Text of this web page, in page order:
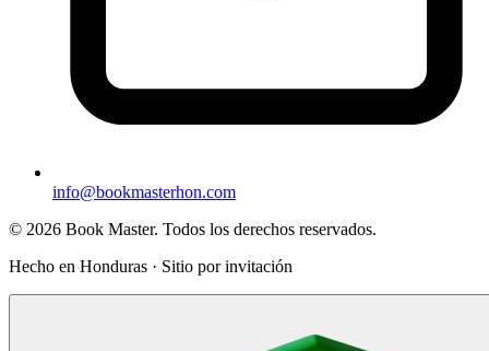
info@bookmasterhon.com
© 2026 Book Master. Todos los derechos reservados.
Hecho en Honduras · Sitio por invitación